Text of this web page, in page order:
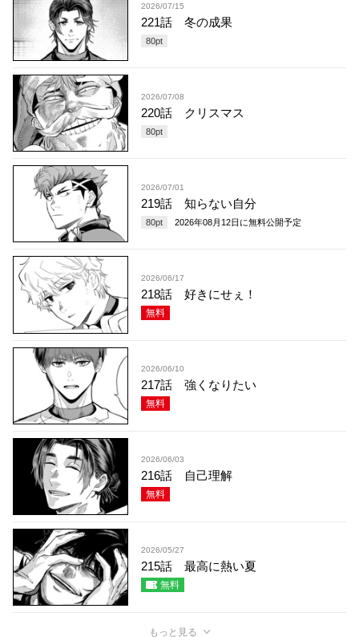
2026/07/15
221話 冬の成果
80pt
2026/07/08
220話 クリスマス
80pt
2026/07/01
219話 知らない自分
80pt 2026年08月12日 に無料公開予定
2026/06/17
218話 好きにせぇ！
無料
2026/06/10
217話 強くなりたい
無料
2026/06/03
216話 自己理解
無料
2026/05/27
215話 最高に熱い夏
無料
もっと見る